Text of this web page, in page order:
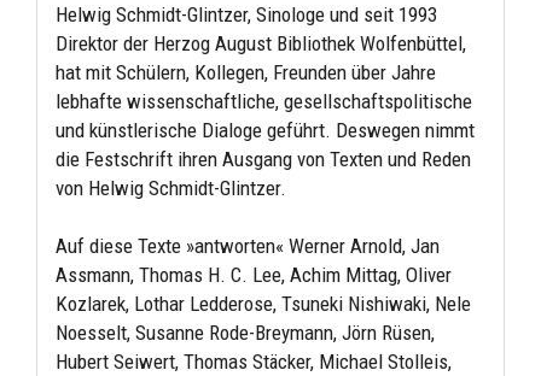
Helwig Schmidt-Glintzer, Sinologe und seit 1993
Direktor der Herzog August Bibliothek Wolfenbüttel,
hat mit Schülern, Kollegen, Freunden über Jahre
lebhafte wissenschaftliche, gesellschaftspolitische
und künstlerische Dialoge geführt. Deswegen nimmt
die Festschrift ihren Ausgang von Texten und Reden
von Helwig Schmidt-Glintzer.
Auf diese Texte »antworten« Werner Arnold, Jan
Assmann, Thomas H. C. Lee, Achim Mittag, Oliver
Kozlarek, Lothar Ledderose, Tsuneki Nishiwaki, Nele
Noesselt, Susanne Rode-Breymann, Jörn Rüsen,
Hubert Seiwert, Thomas Stäcker, Michael Stolleis,